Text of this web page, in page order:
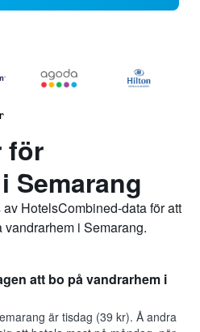
för
Semarang
HotelsCombined-data för att
i Semarang.
att bo på vandrarhem i
är tisdag (39 kr). Å andra